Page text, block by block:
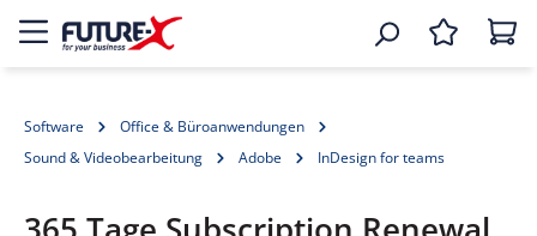
Software
Office & Büroanwendungen
Sound & Videobearbeitung
Adobe InDesign for teams